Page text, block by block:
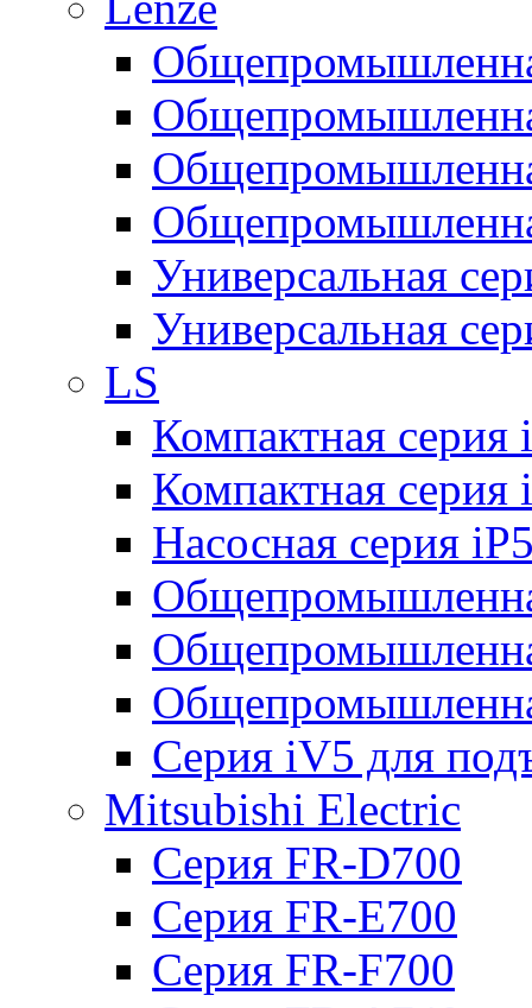
Универсальная
Универсальная
LS
Компактная серия
Компактная серия
Насосная серия
Серия iV5 для
Mitsubishi Electric
Серия FR-D700
Серия FR-E700
Серия FR-F700